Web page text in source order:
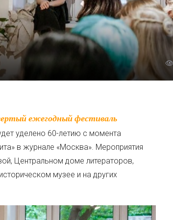
уделено 60-летию с момента
в журнале «Москва». Мероприятия
Центральном доме литераторов,
музее и на других